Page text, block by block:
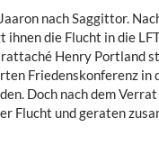
nach Saggittor.
die Flucht in die
Henry Portland
Friedenskonferenz in
Doch nach dem
Flucht und geraten